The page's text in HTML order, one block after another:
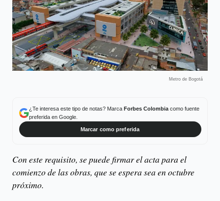
Metro de Bogotá
¿Te interesa este tipo de notas? Marca Forbes Colombiacomo fuente
preferida en Google.
Marcar como preferida
Con este requisito, se puede firmar el acta para el
comienzo de las obras, que se espera sea en octubre
próximo.